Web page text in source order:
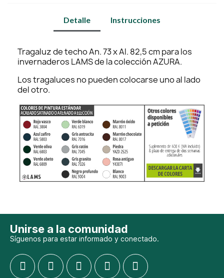
Detalle Instrucciones
Tragaluz de techo An. 73 x Al. 82,5 cm para los
invernaderos LAMS de la colección AZURA.
Los tragaluces no pueden colocarse uno al lado
del otro.
Unirse a la comunidad
Síguenos para estar informado y conectado.